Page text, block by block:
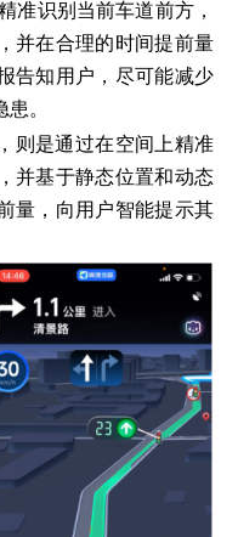
准识别当前车道前方，
并在合理的时间提前量
告知用户，尽可能减少
。
则是通过在空间上精准
并基于静态位置和动态
量，向用户智能提示其